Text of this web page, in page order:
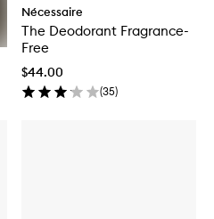
Nécessaire
The Deodorant Fragrance-
Free
$44.00
(35)